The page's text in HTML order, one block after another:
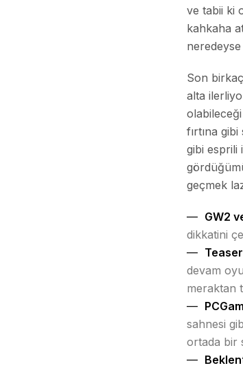
ve tabii ki
kahkaha
Son
alta
fırtına
gibi esprili
geçmek
GW2
dikkatini
devam
meraktan
sahnesi
ortada bir